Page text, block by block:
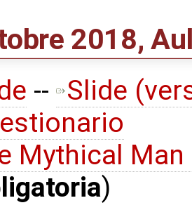
2018,
--
Slide
Mythical
)